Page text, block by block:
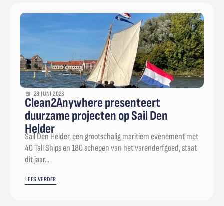
28 JUNI 2023
Clean2Anywhere presenteert
duurzame projecten op Sail Den
Helder
Sail Den Helder, een grootschalig maritiem evenement met
40 Tall Ships en 180 schepen van het varenderfgoed, staat
dit jaar...
LEES VERDER